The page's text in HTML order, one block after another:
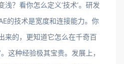
？看你怎么定义‘技术’。研发
的技术是宽度和连接能力。你
来的，更知道它怎么在千奇百
这种经验极其宝贵。发展上，